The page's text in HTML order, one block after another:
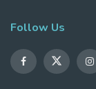
Follow Us